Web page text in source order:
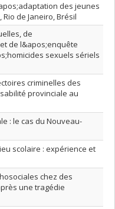
des jeunes
de Janeiro, Brésil
de
de l&apos;enquête
sexuels sériels
criminelles des
provinciale au
: le cas du Nouveau-
scolaire : expérience et
chez des
une tragédie